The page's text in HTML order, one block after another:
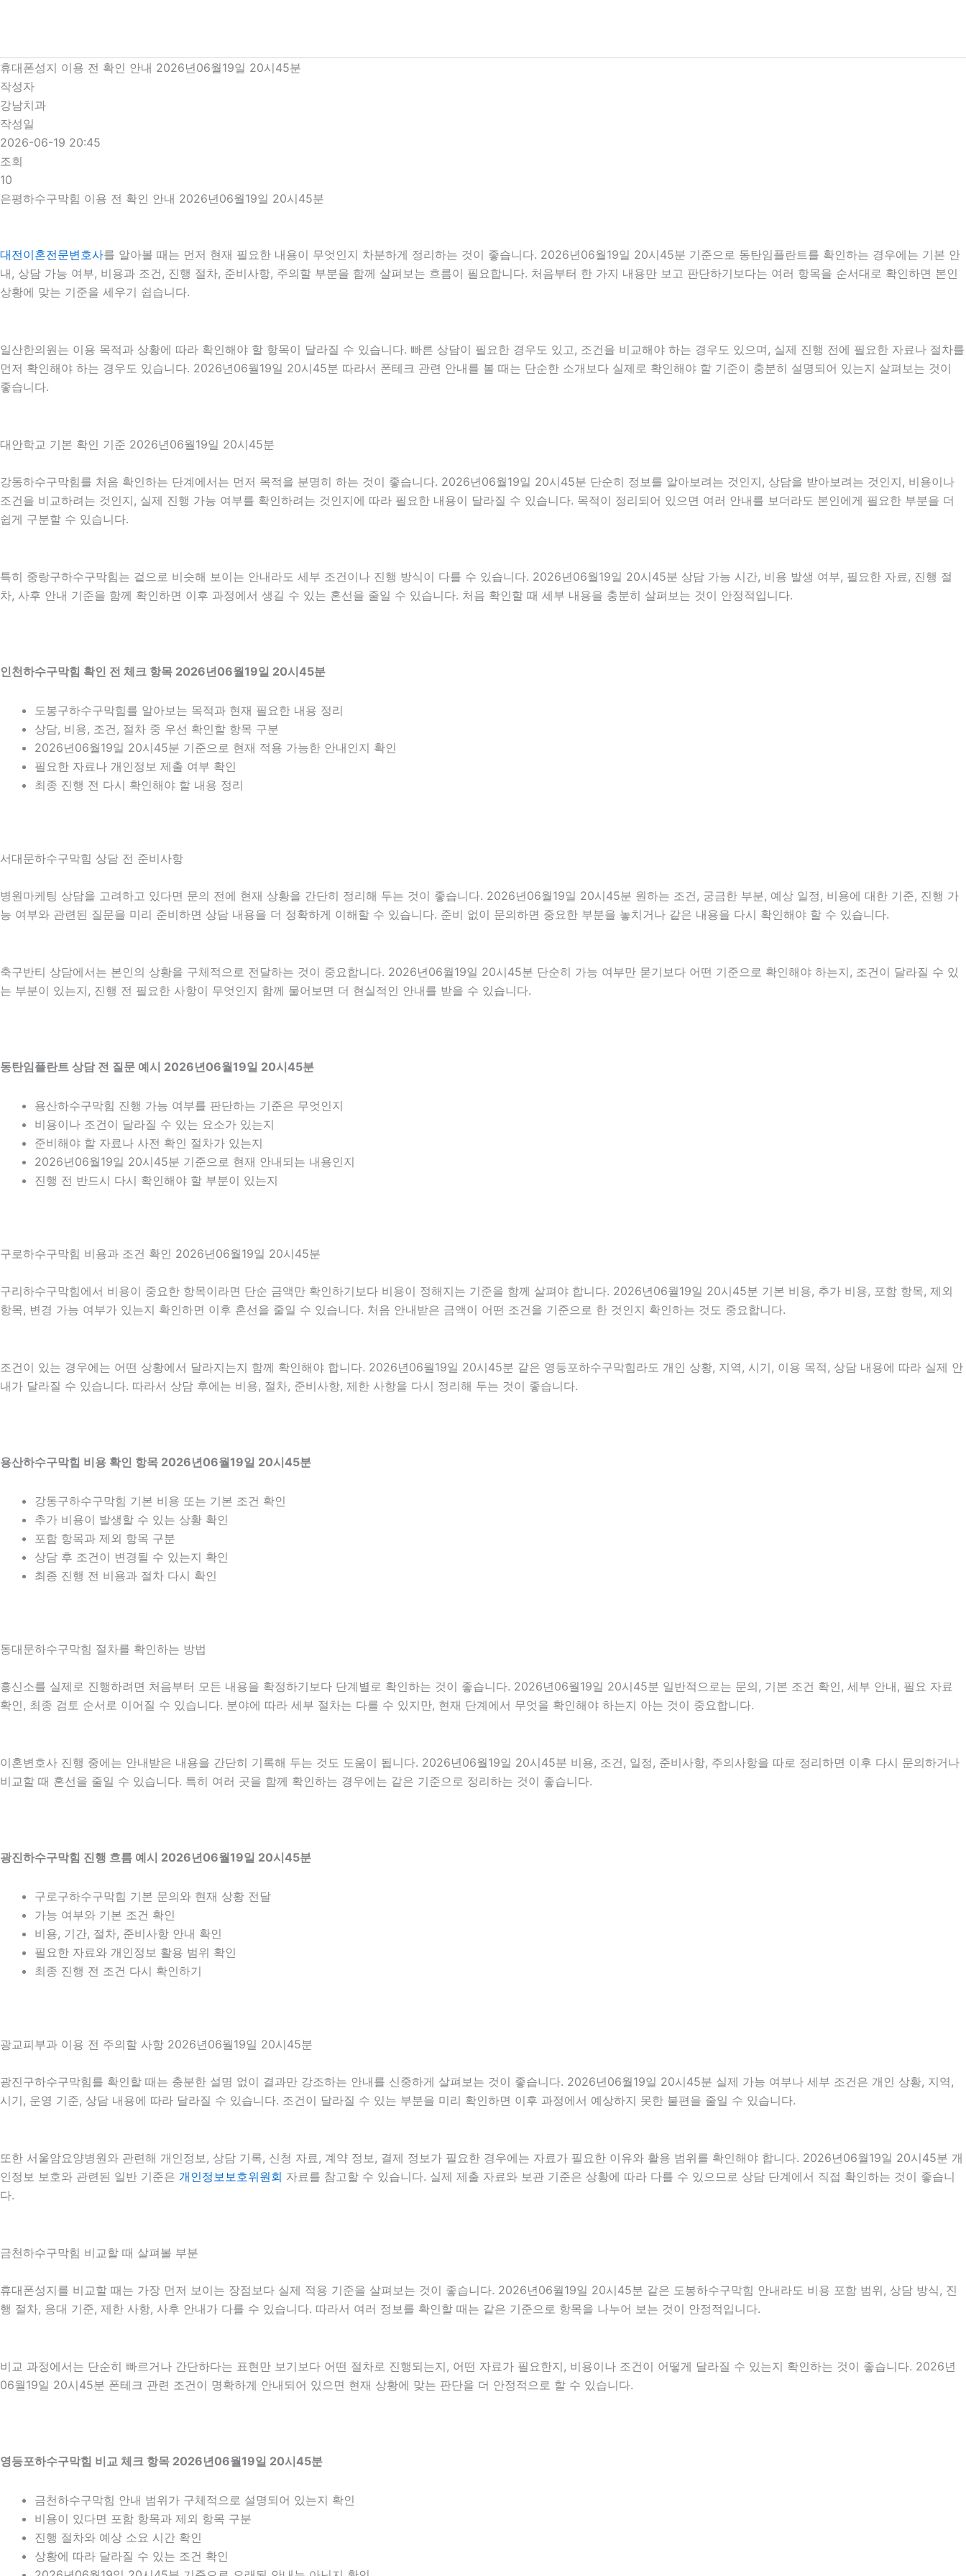
로
건
너
뛰
기
휴대폰성지 이용 전 확인 안내 2026년06월19일 20시45분
작성자
강남치과
작성일
2026-06-19 20:45
조회
10
은평하수구막힘 이용 전 확인 안내 2026년06월19일 20시45분
대전이혼전문변호사를 알아볼 때는 먼저 현재 필요한 내용이 무엇인지 차분하게 정리하는 것이 좋습니다. 2026년06월19일 20시45분 기준으로 동탄임플란트를 확인하는 경우에는 기본 안
내, 상담 가능 여부, 비용과 조건, 진행 절차, 준비사항, 주의할 부분을 함께 살펴보는 흐름이 필요합니다. 처음부터 한 가지 내용만 보고 판단하기보다는 여러 항목을 순서대로 확인하면 본인
상황에 맞는 기준을 세우기 쉽습니다.
일산한의원는 이용 목적과 상황에 따라 확인해야 할 항목이 달라질 수 있습니다. 빠른 상담이 필요한 경우도 있고, 조건을 비교해야 하는 경우도 있으며, 실제 진행 전에 필요한 자료나 절차를
먼저 확인해야 하는 경우도 있습니다. 2026년06월19일 20시45분 따라서 폰테크 관련 안내를 볼 때는 단순한 소개보다 실제로 확인해야 할 기준이 충분히 설명되어 있는지 살펴보는 것이
좋습니다.
대안학교 기본 확인 기준 2026년06월19일 20시45분
강동하수구막힘를 처음 확인하는 단계에서는 먼저 목적을 분명히 하는 것이 좋습니다. 2026년06월19일 20시45분 단순히 정보를 알아보려는 것인지, 상담을 받아보려는 것인지, 비용이나
조건을 비교하려는 것인지, 실제 진행 가능 여부를 확인하려는 것인지에 따라 필요한 내용이 달라질 수 있습니다. 목적이 정리되어 있으면 여러 안내를 보더라도 본인에게 필요한 부분을 더
쉽게 구분할 수 있습니다.
특히 중랑구하수구막힘는 겉으로 비슷해 보이는 안내라도 세부 조건이나 진행 방식이 다를 수 있습니다. 2026년06월19일 20시45분 상담 가능 시간, 비용 발생 여부, 필요한 자료, 진행 절
차, 사후 안내 기준을 함께 확인하면 이후 과정에서 생길 수 있는 혼선을 줄일 수 있습니다. 처음 확인할 때 세부 내용을 충분히 살펴보는 것이 안정적입니다.
인천하수구막힘 확인 전 체크 항목 2026년06월19일 20시45분
도봉구하수구막힘를 알아보는 목적과 현재 필요한 내용 정리
상담, 비용, 조건, 절차 중 우선 확인할 항목 구분
2026년06월19일 20시45분 기준으로 현재 적용 가능한 안내인지 확인
필요한 자료나 개인정보 제출 여부 확인
최종 진행 전 다시 확인해야 할 내용 정리
서대문하수구막힘 상담 전 준비사항
병원마케팅 상담을 고려하고 있다면 문의 전에 현재 상황을 간단히 정리해 두는 것이 좋습니다. 2026년06월19일 20시45분 원하는 조건, 궁금한 부분, 예상 일정, 비용에 대한 기준, 진행 가
능 여부와 관련된 질문을 미리 준비하면 상담 내용을 더 정확하게 이해할 수 있습니다. 준비 없이 문의하면 중요한 부분을 놓치거나 같은 내용을 다시 확인해야 할 수 있습니다.
축구반티 상담에서는 본인의 상황을 구체적으로 전달하는 것이 중요합니다. 2026년06월19일 20시45분 단순히 가능 여부만 묻기보다 어떤 기준으로 확인해야 하는지, 조건이 달라질 수 있
는 부분이 있는지, 진행 전 필요한 사항이 무엇인지 함께 물어보면 더 현실적인 안내를 받을 수 있습니다.
동탄임플란트 상담 전 질문 예시 2026년06월19일 20시45분
용산하수구막힘 진행 가능 여부를 판단하는 기준은 무엇인지
비용이나 조건이 달라질 수 있는 요소가 있는지
준비해야 할 자료나 사전 확인 절차가 있는지
2026년06월19일 20시45분 기준으로 현재 안내되는 내용인지
진행 전 반드시 다시 확인해야 할 부분이 있는지
구로하수구막힘 비용과 조건 확인 2026년06월19일 20시45분
구리하수구막힘에서 비용이 중요한 항목이라면 단순 금액만 확인하기보다 비용이 정해지는 기준을 함께 살펴야 합니다. 2026년06월19일 20시45분 기본 비용, 추가 비용, 포함 항목, 제외
항목, 변경 가능 여부가 있는지 확인하면 이후 혼선을 줄일 수 있습니다. 처음 안내받은 금액이 어떤 조건을 기준으로 한 것인지 확인하는 것도 중요합니다.
조건이 있는 경우에는 어떤 상황에서 달라지는지 함께 확인해야 합니다. 2026년06월19일 20시45분 같은 영등포하수구막힘라도 개인 상황, 지역, 시기, 이용 목적, 상담 내용에 따라 실제 안
내가 달라질 수 있습니다. 따라서 상담 후에는 비용, 절차, 준비사항, 제한 사항을 다시 정리해 두는 것이 좋습니다.
용산하수구막힘 비용 확인 항목 2026년06월19일 20시45분
강동구하수구막힘 기본 비용 또는 기본 조건 확인
추가 비용이 발생할 수 있는 상황 확인
포함 항목과 제외 항목 구분
상담 후 조건이 변경될 수 있는지 확인
최종 진행 전 비용과 절차 다시 확인
동대문하수구막힘 절차를 확인하는 방법
흥신소를 실제로 진행하려면 처음부터 모든 내용을 확정하기보다 단계별로 확인하는 것이 좋습니다. 2026년06월19일 20시45분 일반적으로는 문의, 기본 조건 확인, 세부 안내, 필요 자료
확인, 최종 검토 순서로 이어질 수 있습니다. 분야에 따라 세부 절차는 다를 수 있지만, 현재 단계에서 무엇을 확인해야 하는지 아는 것이 중요합니다.
이혼변호사 진행 중에는 안내받은 내용을 간단히 기록해 두는 것도 도움이 됩니다. 2026년06월19일 20시45분 비용, 조건, 일정, 준비사항, 주의사항을 따로 정리하면 이후 다시 문의하거나
비교할 때 혼선을 줄일 수 있습니다. 특히 여러 곳을 함께 확인하는 경우에는 같은 기준으로 정리하는 것이 좋습니다.
광진하수구막힘 진행 흐름 예시 2026년06월19일 20시45분
구로구하수구막힘 기본 문의와 현재 상황 전달
가능 여부와 기본 조건 확인
비용, 기간, 절차, 준비사항 안내 확인
필요한 자료와 개인정보 활용 범위 확인
최종 진행 전 조건 다시 확인하기
광교피부과 이용 전 주의할 사항 2026년06월19일 20시45분
광진구하수구막힘를 확인할 때는 충분한 설명 없이 결과만 강조하는 안내를 신중하게 살펴보는 것이 좋습니다. 2026년06월19일 20시45분 실제 가능 여부나 세부 조건은 개인 상황, 지역,
시기, 운영 기준, 상담 내용에 따라 달라질 수 있습니다. 조건이 달라질 수 있는 부분을 미리 확인하면 이후 과정에서 예상하지 못한 불편을 줄일 수 있습니다.
또한 서울암요양병원와 관련해 개인정보, 상담 기록, 신청 자료, 계약 정보, 결제 정보가 필요한 경우에는 자료가 필요한 이유와 활용 범위를 확인해야 합니다. 2026년06월19일 20시45분 개
인정보 보호와 관련된 일반 기준은 개인정보보호위원회 자료를 참고할 수 있습니다. 실제 제출 자료와 보관 기준은 상황에 따라 다를 수 있으므로 상담 단계에서 직접 확인하는 것이 좋습니
다.
금천하수구막힘 비교할 때 살펴볼 부분
휴대폰성지를 비교할 때는 가장 먼저 보이는 장점보다 실제 적용 기준을 살펴보는 것이 좋습니다. 2026년06월19일 20시45분 같은 도봉하수구막힘 안내라도 비용 포함 범위, 상담 방식, 진
행 절차, 응대 기준, 제한 사항, 사후 안내가 다를 수 있습니다. 따라서 여러 정보를 확인할 때는 같은 기준으로 항목을 나누어 보는 것이 안정적입니다.
비교 과정에서는 단순히 빠르거나 간단하다는 표현만 보기보다 어떤 절차로 진행되는지, 어떤 자료가 필요한지, 비용이나 조건이 어떻게 달라질 수 있는지 확인하는 것이 좋습니다. 2026년
06월19일 20시45분 폰테크 관련 조건이 명확하게 안내되어 있으면 현재 상황에 맞는 판단을 더 안정적으로 할 수 있습니다.
영등포하수구막힘 비교 체크 항목 2026년06월19일 20시45분
금천하수구막힘 안내 범위가 구체적으로 설명되어 있는지 확인
비용이 있다면 포함 항목과 제외 항목 구분
진행 절차와 예상 소요 시간 확인
상황에 따라 달라질 수 있는 조건 확인